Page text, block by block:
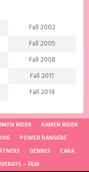
Extreme sports
Food
Gourmet
History
Josei
Martial Arts
Medical
Military
Parody
Fall 2002
Fall 2005
Fall 2008
Fall 2011
Fall 2014
Fall 2020
Spring 1998
RIDER
KAMEN RIDER
POWER RANGERS
GENRES
CARA
– FILM